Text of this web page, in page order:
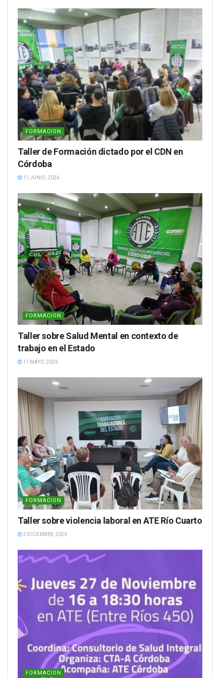
FORMACION
Taller de Formación dictado por el CDN en
Córdoba
11 JUNIO, 2026
FORMACION
Taller sobre Salud Mental en contexto de
trabajo en el Estado
11 MAYO, 2026
FORMACION
Taller sobre violencia laboral en ATE Río Cuarto
2 DICIEMBRE, 2025
FORMACION